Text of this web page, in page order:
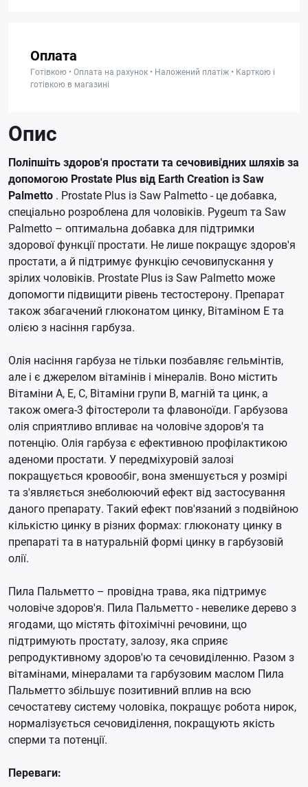
Оплата
Готівкою • Оплата на рахунок • Наложений платіж • Карткою і
готівкою в магазині
Опис
Поліпшіть здоров'я простати та сечовивідних шляхів за
допомогою Prostate Plus від Earth Creation із Saw
Palmetto . Prostate Plus із Saw Palmetto - це добавка,
спеціально розроблена для чоловіків. Pygeum та Saw
Palmetto – оптимальна добавка для підтримки
здорової функції простати. Не лише покращує здоров'я
простати, а й підтримує функцію сечовипускання у
зрілих чоловіків. Prostate Plus із Saw Palmetto може
допомогти підвищити рівень тестостерону. Препарат
також збагачений глюконатом цинку, Вітаміном Е та
олією з насіння гарбуза.
Олія насіння гарбуза не тільки позбавляє гельмінтів,
але і є джерелом вітамінів і мінералів. Воно містить
Вітаміни А, Е, С, Вітаміни групи В, магній та цинк, а
також омега-3 фітостероли та флавоноїди. Гарбузова
олія сприятливо впливає на чоловіче здоров'я та
потенцію. Олія гарбуза є ефективною профілактикою
аденоми простати. У передміхуровій залозі
покращується кровообіг, вона зменшується у розмірі
та з'являється знеболюючий ефект від застосування
даного препарату. Такий ефект пов'язаний з подвійною
кількістю цинку в різних формах: глюконату цинку в
препараті та в натуральній формі цинку в гарбузовій
олії.
Пила Пальметто – провідна трава, яка підтримує
чоловіче здоров'я. Пила Пальметто - невелике дерево з
ягодами, що містять фітохімічні речовини, що
підтримують простату, залозу, яка сприяє
репродуктивному здоров'ю та сечовиділенню. Разом з
вітамінами, мінералами та гарбузовим маслом Пила
Пальметто збільшує позитивний вплив на всю
сечостатеву систему чоловіка, покращує робота нирок,
нормалізується сечовиділення, покращують якість
сперми та потенції.
Переваги: